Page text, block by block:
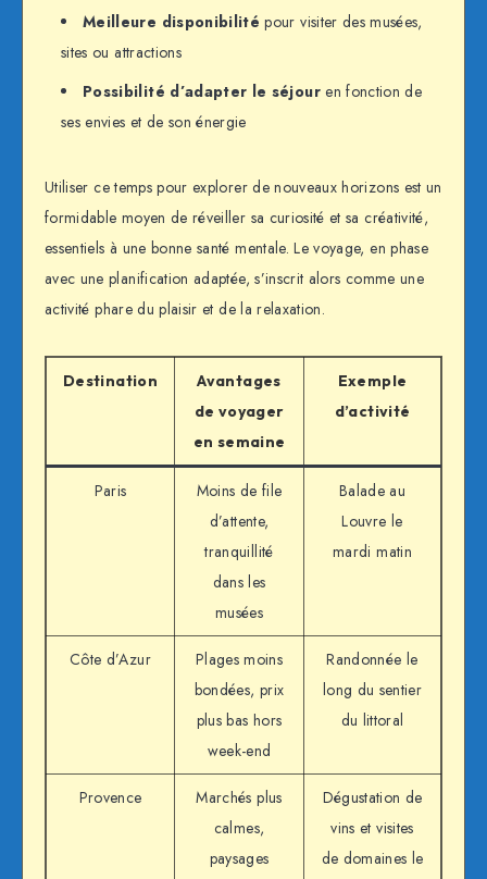
Meilleure disponibilité pour visiter des musées,
sites ou attractions
Possibilité d’adapter le séjouren fonction de
ses envies et de son énergie
Utiliser ce temps pour explorer de nouveaux horizons est un
formidable moyen de réveiller sa curiosité et sa créativité,
essentiels à une bonne santé mentale. Le voyage, en phase
avec une planification adaptée, s’inscrit alors comme une
activité phare du plaisir et de la relaxation.
Destination
Avantages
de voyager
en semaine
Exemple
d’activité
Paris
Moins de file
d’attente,
tranquillité
dans les
musées
Balade au
Louvre le
mardi matin
Côte d’Azur
Plages moins
bondées, prix
plus bas hors
week-end
Randonnée le
long du sentier
du littoral
Provence
Marchés plus
calmes,
paysages
Dégustation de
vins et visites
de domaines le